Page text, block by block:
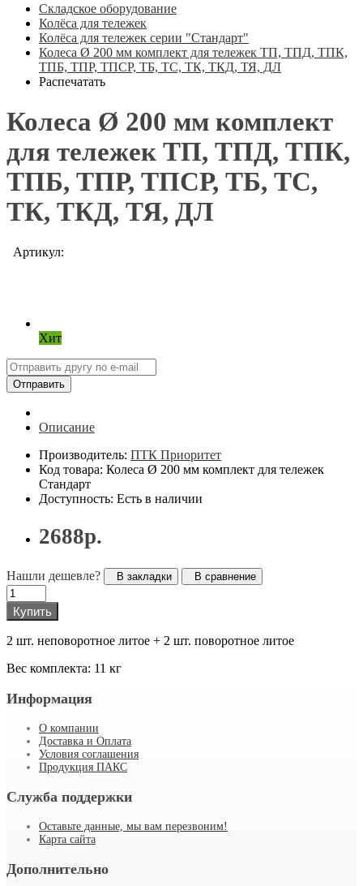
Складское оборудование
Колёса для тележек
Колёса для тележек серии "Стандарт"
Колеса Ø 200 мм комплект для тележек ТП, ТПД, ТПК,
ТПБ, ТПР, ТПСР, ТБ, ТС, ТК, ТКД, ТЯ, ДЛ
Распечатать
Колеса Ø 200 мм комплект
для тележек ТП, ТПД, ТПК,
ТПБ, ТПР, ТПСР, ТБ, ТС,
ТК, ТКД, ТЯ, ДЛ
Артикул:
Хит
Отправить
Описание
Производитель: ПТК Приоритет
Код товара: Колеса Ø 200 мм комплект для тележек
Стандарт
Доступность: Есть в наличии
2688р.
Нашли дешевле? В закладки В сравнение
Купить
2 шт. неповоротное литое + 2 шт. поворотное литое
Вес комплекта: 11 кг
Информация
О компании
Доставка и Оплата
Условия соглашения
Продукция ПАКС
Служба поддержки
Оставьте данные, мы вам перезвоним!
Карта сайта
Дополнительно